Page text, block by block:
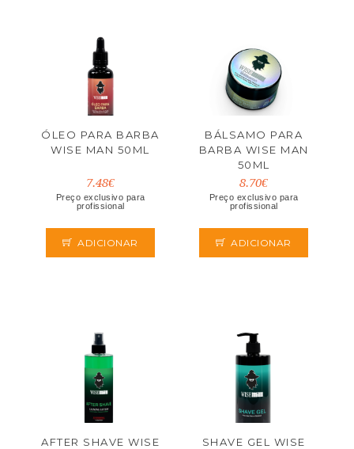
ÓLEO PARA BARBA
WISE MAN 50ML
7.48€
Preço exclusivo para
profissional
ADICIONAR
BÁLSAMO PARA
BARBA WISE MAN
50ML
8.70€
Preço exclusivo para
profissional
ADICIONAR
AFTER SHAVE WISE
SHAVE GEL WISE